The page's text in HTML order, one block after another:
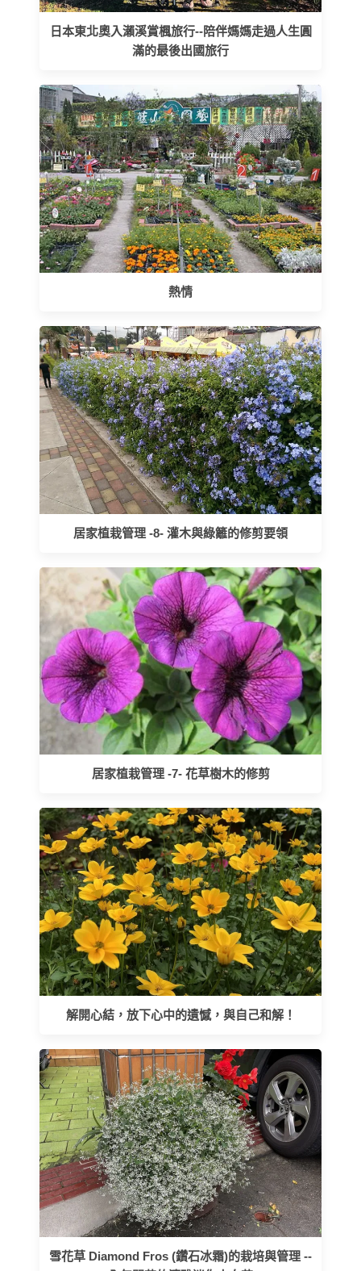
日本東北奧入瀨溪賞楓旅行--陪伴媽媽走過人生圓
滿的最後出國旅行
熱情
居家植栽管理 -8- 灌木與綠籬的修剪要領
居家植栽管理 -7- 花草樹木的修剪
解開心結，放下心中的遺憾，與自己和解！
雪花草 Diamond Fros (鑽石冰霜)的栽培與管理 --